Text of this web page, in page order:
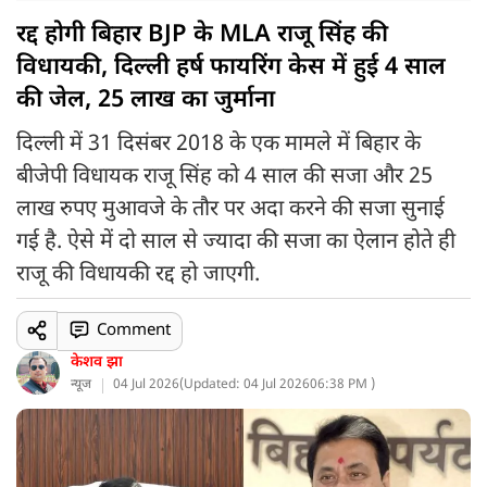
रद्द होगी बिहार BJP के MLA राजू सिंह की
विधायकी, दिल्ली हर्ष फायरिंग केस में हुई 4 साल
की जेल, 25 लाख का जुर्माना
दिल्ली में 31 दिसंबर 2018 के एक मामले में बिहार के
बीजेपी विधायक राजू सिंह को 4 साल की सजा और 25
लाख रुपए मुआवजे के तौर पर अदा करने की सजा सुनाई
गई है. ऐसे में दो साल से ज्यादा की सजा का ऐलान होते ही
राजू की विधायकी रद्द हो जाएगी.
केशव झा
न्यूज 04 Jul 2026(Updated: 04 Jul 202606:38 PM )
Comment